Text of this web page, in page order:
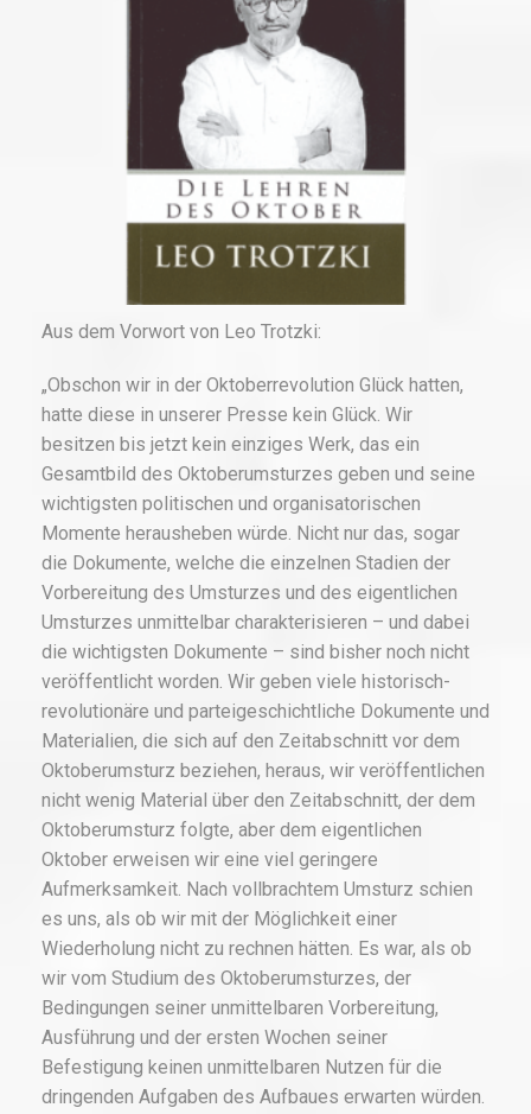
Aus dem Vorwort von Leo Trotzki:
„Obschon wir in der Oktoberrevolution Glück hatten,
hatte diese in unserer Presse kein Glück. Wir
besitzen bis jetzt kein einziges Werk, das ein
Gesamtbild des Oktoberumsturzes geben und seine
wichtigsten politischen und organisatorischen
Momente herausheben würde. Nicht nur das, sogar
die Dokumente, welche die einzelnen Stadien der
Vorbereitung des Umsturzes und des eigentlichen
Umsturzes unmittelbar charakterisieren – und dabei
die wichtigsten Dokumente – sind bisher noch nicht
veröffentlicht worden. Wir geben viele historisch-
revolutionäre und parteigeschichtliche Dokumente und
Materialien, die sich auf den Zeitabschnitt vor dem
Oktoberumsturz beziehen, heraus, wir veröffentlichen
nicht wenig Material über den Zeitabschnitt, der dem
Oktoberumsturz folgte, aber dem eigentlichen
Oktober erweisen wir eine viel geringere
Aufmerksamkeit. Nach vollbrachtem Umsturz schien
es uns, als ob wir mit der Möglichkeit einer
Wiederholung nicht zu rechnen hätten. Es war, als ob
wir vom Studium des Oktoberumsturzes, der
Bedingungen seiner unmittelbaren Vorbereitung,
Ausführung und der ersten Wochen seiner
Befestigung keinen unmittelbaren Nutzen für die
dringenden Aufgaben des Aufbaues erwarten würden.